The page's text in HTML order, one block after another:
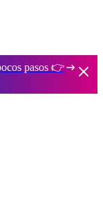
pasos 👉